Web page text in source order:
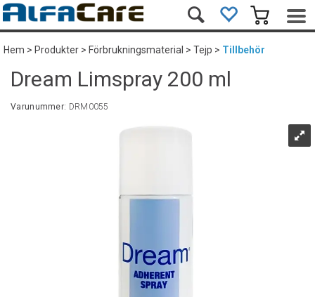
Hem>Produkter>Förbrukningsmaterial >Tejp>Tillbehör
Dream Limspray 200 ml
Varunummer: DRM0055